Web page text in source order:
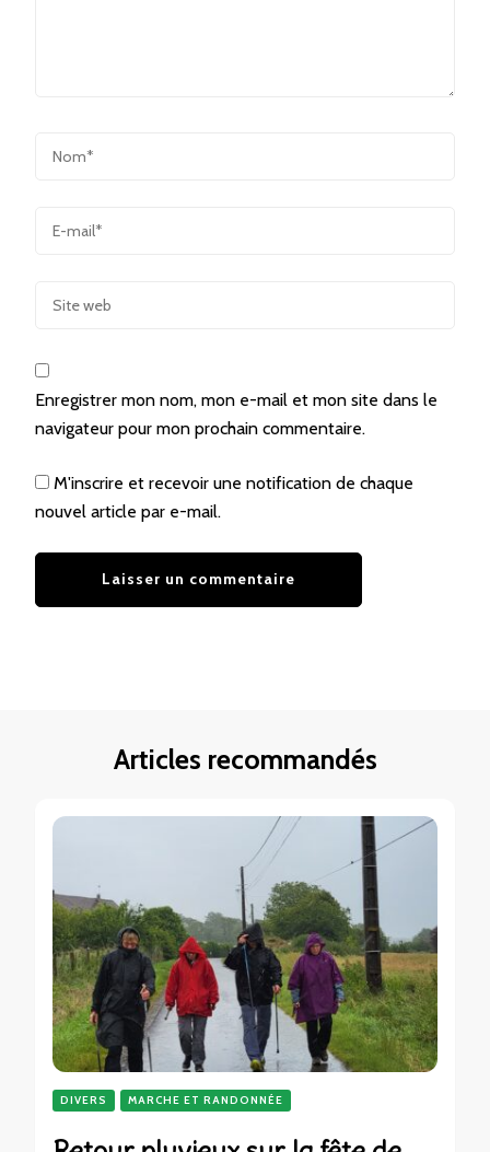
Enregistrer mon nom, mon e-mail et mon site dans le
navigateur pour mon prochain commentaire.
M'inscrire et recevoir une notification de chaque
nouvel article par e-mail.
Articles recommandés
DIVERS MARCHE ET RANDONNÉE